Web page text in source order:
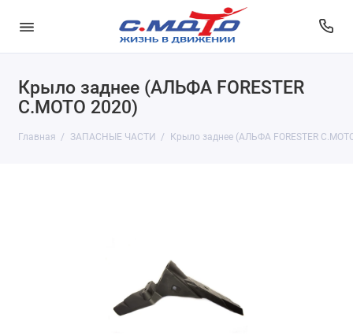
Крыло заднее (АЛЬФА FORESTER
С.МОТО 2020)
Главная ЗАПАСНЫЕ ЧАСТИ Крыло заднее (АЛЬФА FORESTER